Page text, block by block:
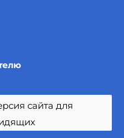
сайта для